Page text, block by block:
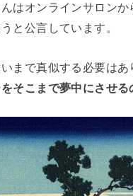
はオンラインサロン
と公言しています。
まで真似する必要は
そこまで夢中にさせる